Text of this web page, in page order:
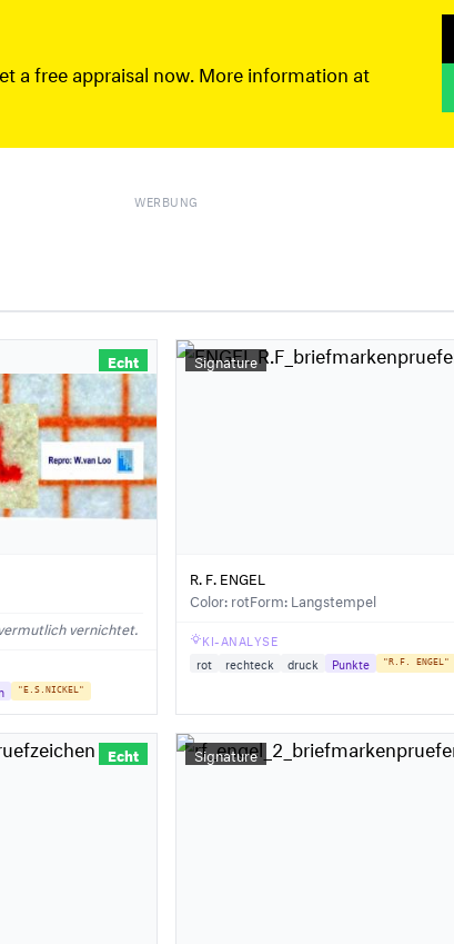
a free appraisal now. More information at
WERBUNG
Echt
vernichtet.
"E.S.NICKEL"
Signature
R. F. ENGEL
Color: rotForm: Langstempel
KI-ANALYSE
rot
rechteck druck Punkte "R.F. ENGEL"
Echt Signature